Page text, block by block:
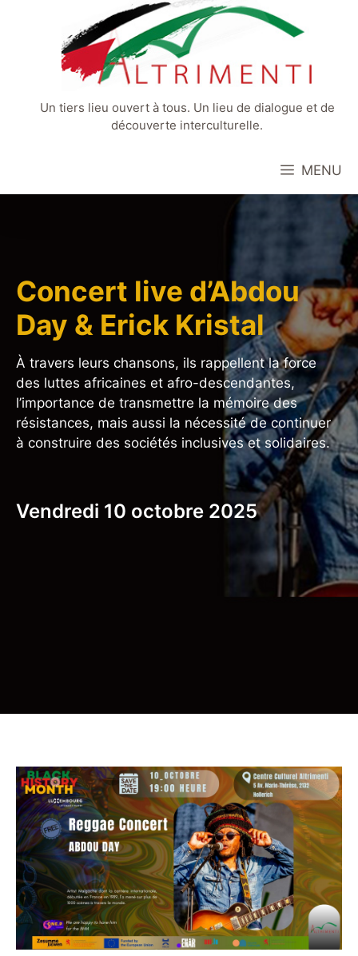
Un tiers lieu ouvert à tous. Un lieu de dialogue et de
découverte interculturelle.
MENU
Concert live d’Abdou
Day & Erick Kristal
À travers leurs chansons, ils rappellent la force
des luttes africaines et afro-descendantes,
l’importance de transmettre la mémoire des
résistances, mais aussi la nécessité de continuer
à construire des sociétés inclusives et solidaires.
Vendredi 10 octobre 2025